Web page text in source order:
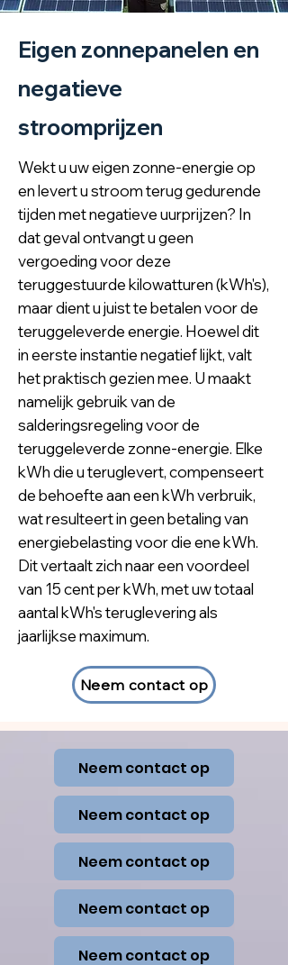
Eigen zonnepanelen en
negatieve
stroomprijzen
Wekt u uw eigen zonne-energie op
en levert u stroom terug gedurende
tijden met negatieve uurprijzen? In
dat geval ontvangt u geen
vergoeding voor deze
teruggestuurde kilowatturen (kWh's),
maar dient u juist te betalen voor de
teruggeleverde energie. Hoewel dit
in eerste instantie negatief lijkt, valt
het praktisch gezien mee. U maakt
namelijk gebruik van de
salderingsregeling voor de
teruggeleverde zonne-energie. Elke
kWh die u teruglevert, compenseert
de behoefte aan een kWh verbruik,
wat resulteert in geen betaling van
energiebelasting voor die ene kWh.
Dit vertaalt zich naar een voordeel
van 15 cent per kWh, met uw totaal
aantal kWh's teruglevering als
jaarlijkse maximum.
Neem contact op
Neem contact op
Neem contact op
Neem contact op
Neem contact op
Neem contact op